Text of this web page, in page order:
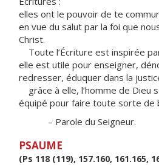
elles ont le pouvoir de te
en vue du salut par la foi que
Christ.
Toute l’Écriture est inspirée
elle est utile pour enseigner,
redresser, éduquer dans la
grâce à elle, l’homme de Dieu
équipé pour faire toute sorte de
– Parole du Seigneur.
PSAUME
(Ps 118 (119), 157.160, 161.165,